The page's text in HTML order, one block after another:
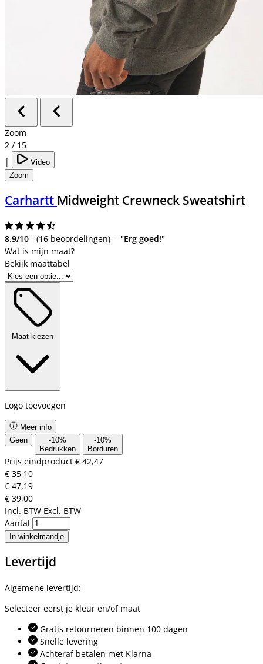
Zoom
2 / 15
|
Video
Zoom
Carhartt Midweight Crewneck Sweatshirt
8.9/10 - (16 beoordelingen) - "Erg goed!"
Bekijk maattabel
Maat kiezen
Logo toevoegen
Meer info
Geen
-10%
Bedrukken
-10%
Borduren
Prijs eindproduct € 42,47
€ 35,10
€ 47,19
€ 39,00
Incl. BTW Excl. BTW
Aantal
In winkelmandje
Levertijd
Algemene levertijd:
Selecteer eerst je kleur en/of maat
Gratis retourneren binnen 100 dagen
Snelle levering
Achteraf betalen met Klarna